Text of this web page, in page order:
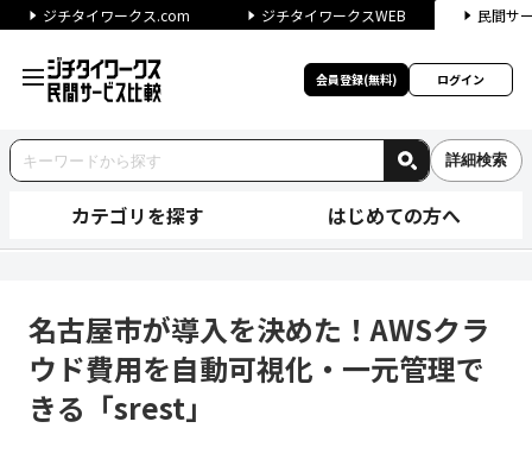
ジチタイワークス.com ジチタイワークスWEB 民間サ
会員登録(無料) ログイン
詳細検索
カテゴリを探す はじめての方へ
名古屋市が導入を決めた！AWSクラ
ウド費用を自動可視化・一元管理で
きる「srest」